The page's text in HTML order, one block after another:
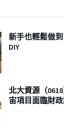
新手也輕鬆做
DIY
北大資源（
宙項目面臨財